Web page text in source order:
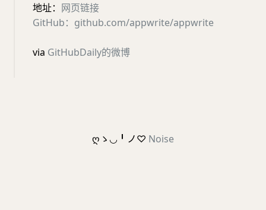
地址： 网页链接
GitHub：github.com/appwrite/appwrite
via GitHubDaily的微博
ღゝ◡╹ノ♡ Noise